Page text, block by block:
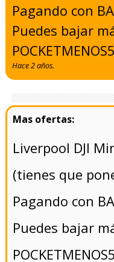
Pagando con
Puedes bajar
Hace 2 años.
Liverpool DJI
(tienes que
Pagando con
Puedes bajar
POCKETMENOS5